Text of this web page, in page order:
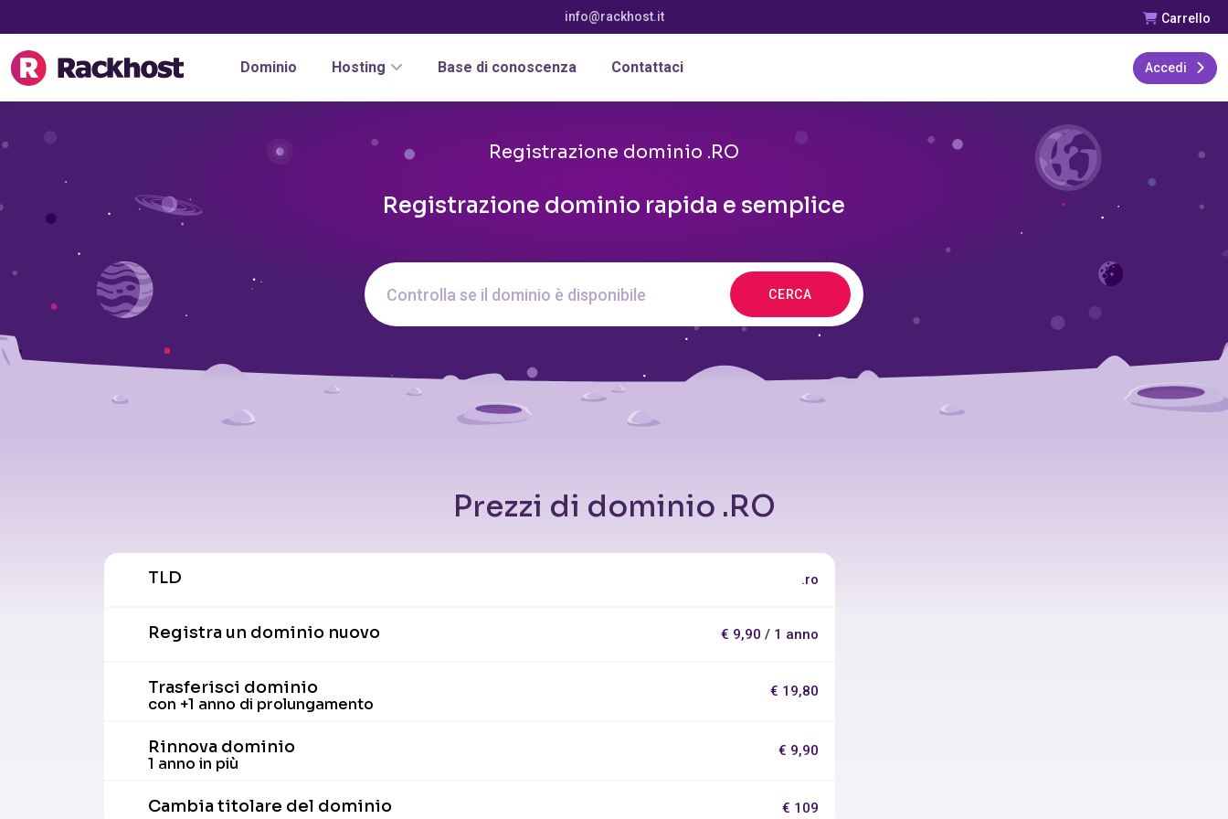
info@rackhost.it Carrello
Dominio Hosting Base di conoscenza Contattaci Accedi
Registrazione dominio .RO
Registrazione dominio rapida e semplice
CERCA
Prezzi di dominio .RO
TLD .ro
Registra un dominio nuovo € 9,90 / 1 anno
Trasferisci dominio
con +1 anno di prolungamento
€ 19,80
Rinnova dominio
1 anno in più
€ 9,90
Cambia titolare del dominio € 109